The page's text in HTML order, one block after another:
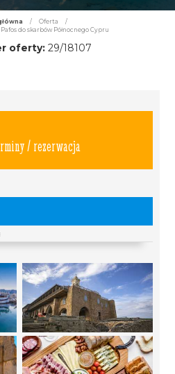
/ Oferta
/
do skarbów Północnego Cypru
oferty: 29/18107
/ rezerwacja